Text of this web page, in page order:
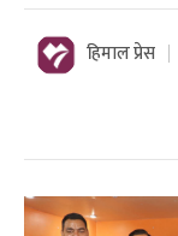
हिमाल प्रेस